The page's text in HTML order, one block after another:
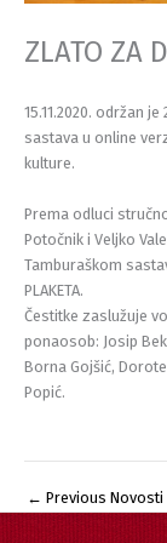
ZLATO ZA
15.11.2020. održan
sastava u online
kulture.
Prema odluci
Potočnik i Veljko
Tamburaškom
PLAKETA.
Čestitke zaslužuje
ponaosob: Josip
Borna Gojšić,
Popić.
← Previous Novosti